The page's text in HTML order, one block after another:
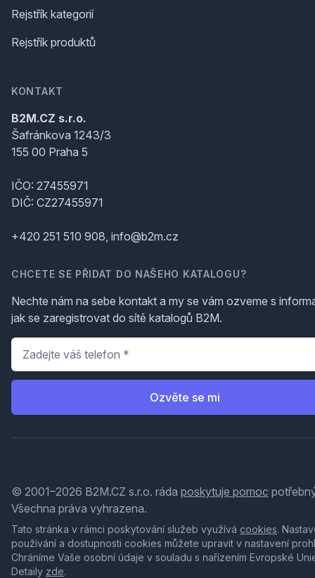
Rejstřík kategorií
Rejstřík produktů
KONTAKT
B2M.CZ s.r.o.
Šafránkova 1243/3
155 00 Praha 5
IČO: 27455971
DIČ: CZ27455971
+420 251 510 908, info@b2m.cz
CHCETE SE PŘIDAT DO NAŠEHO KATALOGU?
Nechte nám na sebe kontakt a my se vám ozveme s
jak se zaregistrovat do sítě katalogů B2M.
Telefon
Ozvěte se mi
© 2001–2026 B2M.CZ s.r.o. ráda poskytuje pomoc
Všechna práva vyhrazena.
Tato stránka v rámci poskytování služeb využívá cookies.
používání a dostupnosti cookies můžete upravit v nastavení
Chráníme Vaše osobní údaje v souladu s nařízením Evropské
Detaily zde.